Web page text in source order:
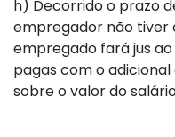
h) Decorrido o prazo
empregador não tiver
empregado fará jus
pagas com o
sobre o valor do